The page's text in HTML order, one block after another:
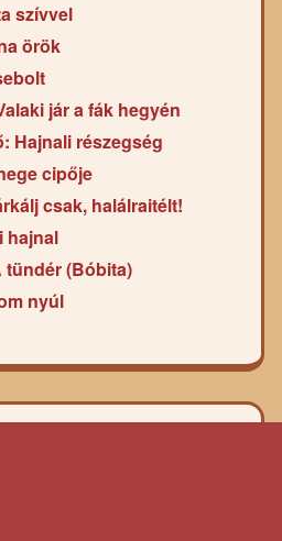
szívvel
örök
jár a fák hegyén
Hajnali részegség
cipője
csak, halálraitélt!
hajnal
tündér (Bóbita)
nyúl